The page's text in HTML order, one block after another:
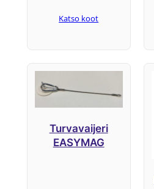
Katso koot
Turvavaijeri
EASYMAG